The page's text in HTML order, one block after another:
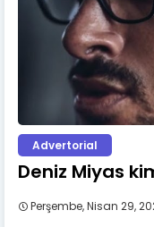
Advertorial
Deniz Miyas
Perşembe, Nisan 29,